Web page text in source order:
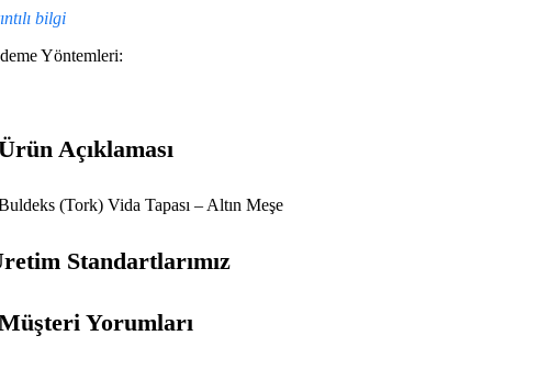
bilgi
Yöntemleri:
Açıklaması
(Tork) Vida Tapası – Altın Meşe
Standartlarımız
Yorumları